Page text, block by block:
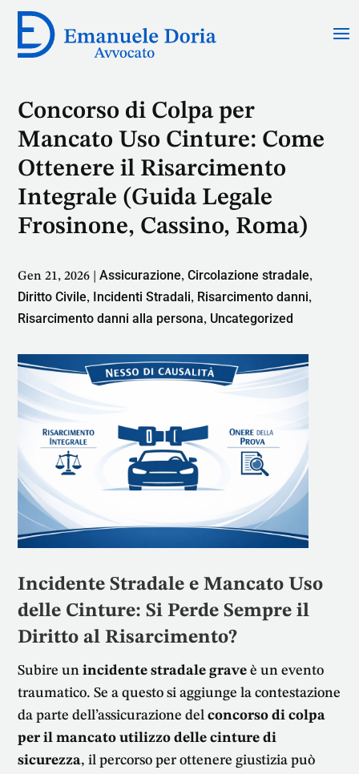
Concorso di Colpa per
Mancato Uso Cinture: Come
Ottenere il Risarcimento
Integrale (Guida Legale
Frosinone, Cassino, Roma)
Gen 21, 2026 |Assicurazione,Circolazione stradale,
Diritto Civile, Incidenti Stradali, Risarcimento danni,
Risarcimento danni alla persona, Uncategorized
Incidente Stradale e Mancato Uso
delle Cinture: Si Perde Sempre il
Diritto al Risarcimento?
Subire unincidente stradale grave è un evento
traumatico. Se a questo si aggiunge la contestazione
da parte dell’assicurazione delconcorso di colpa
per il mancato utilizzo delle cinture di
sicurezza, il percorso per ottenere giustizia può